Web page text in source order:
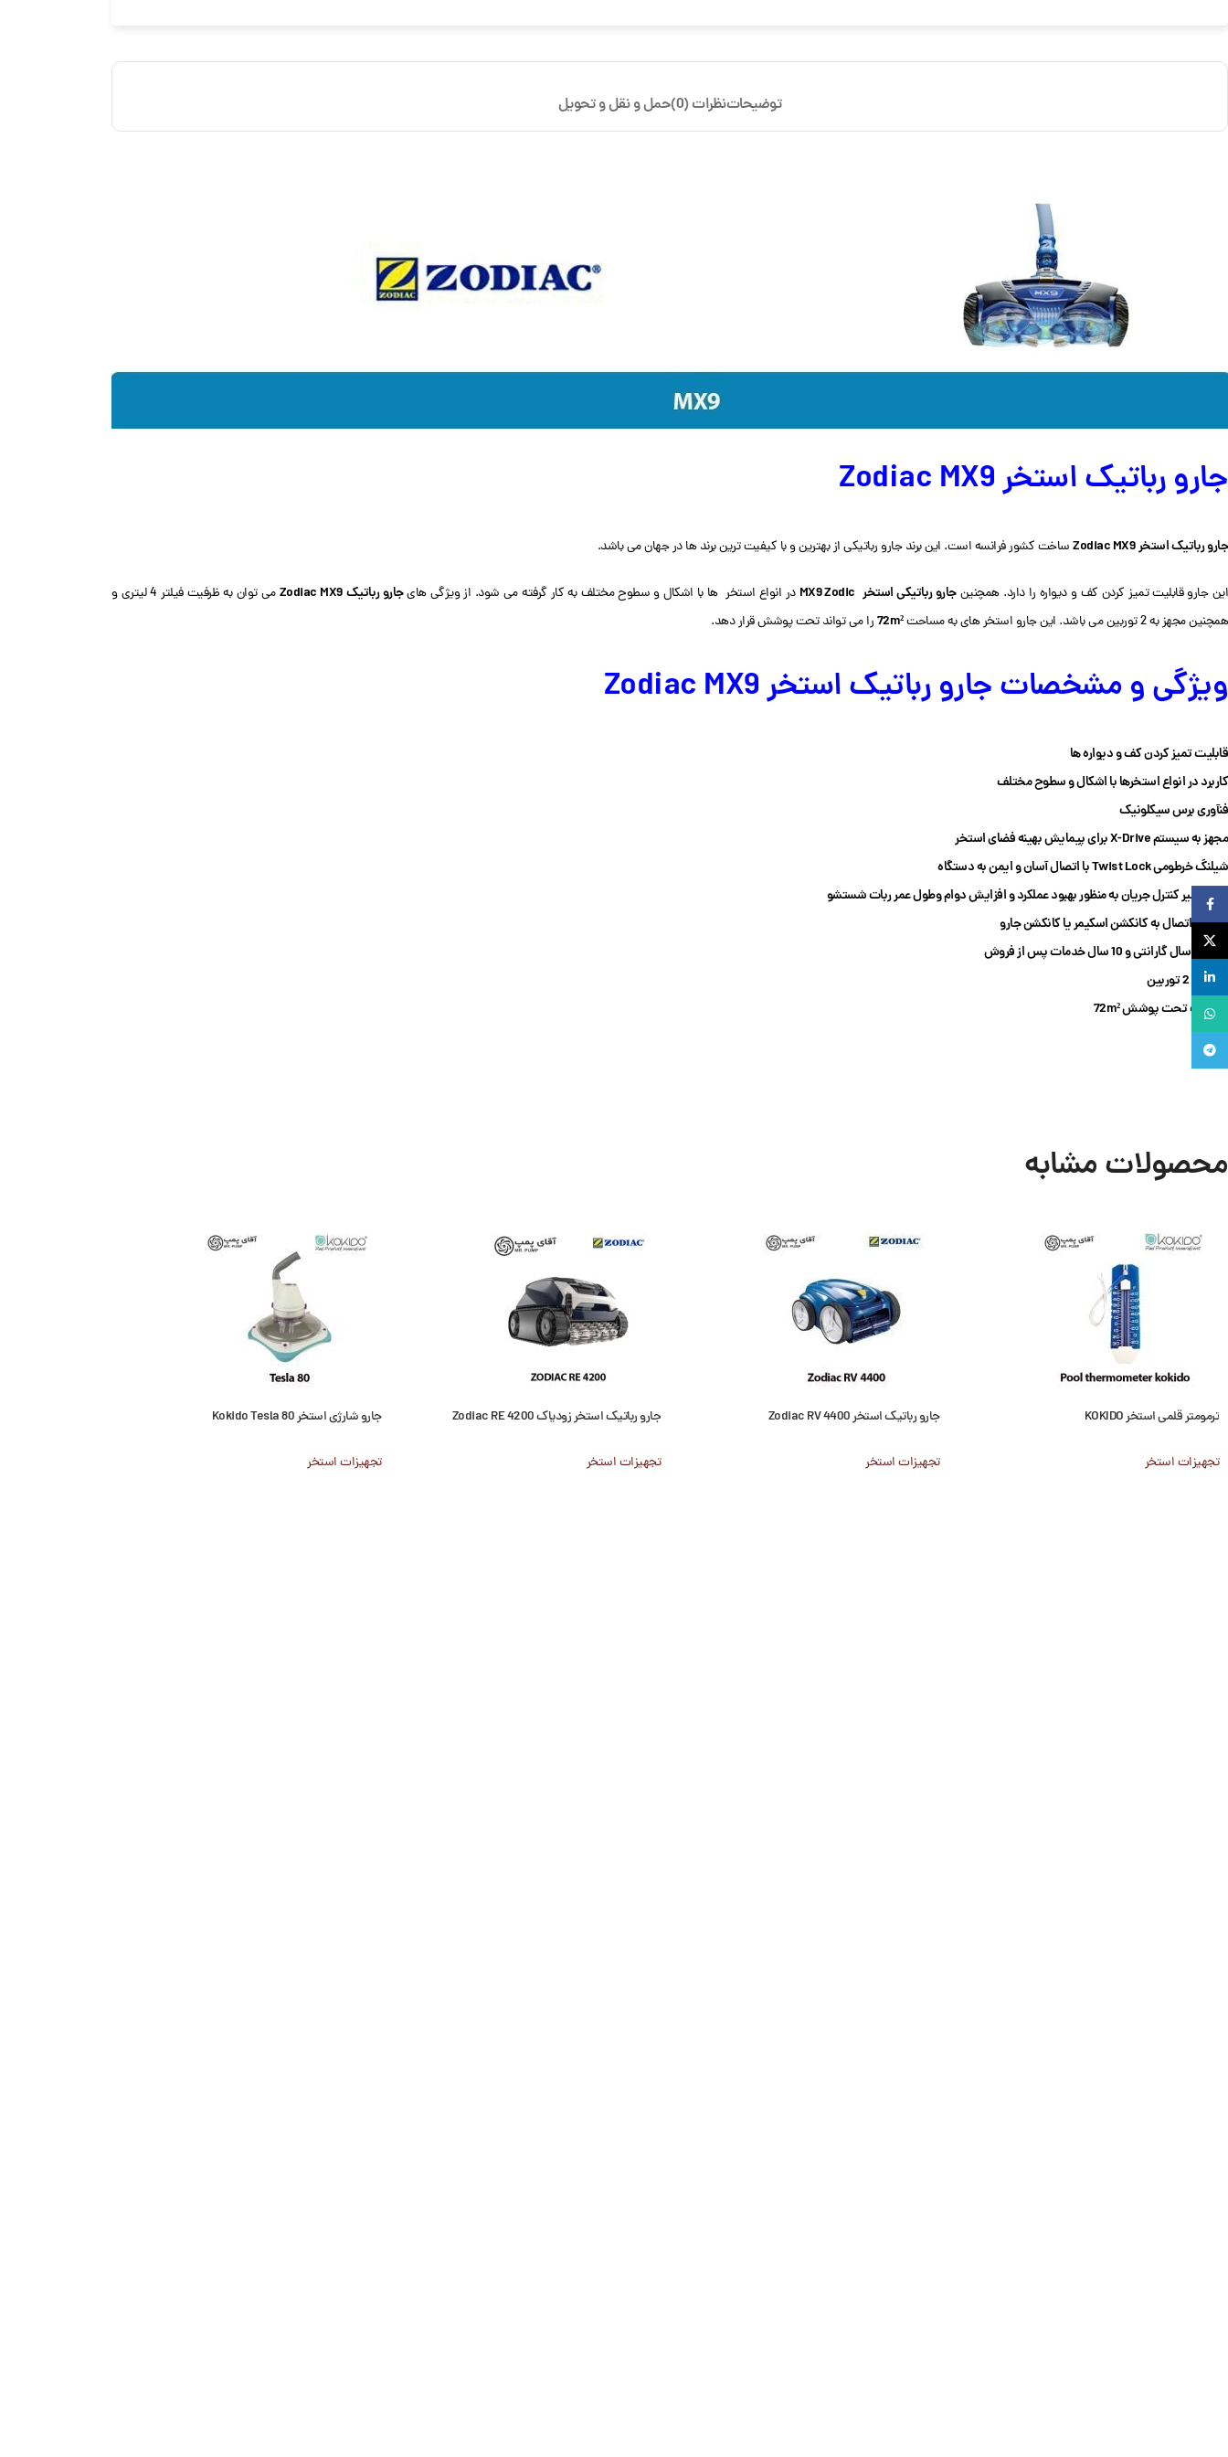
توضیحاتنظرات (0) حمل و نقل و تحویل
جارو رباتیک استخر Zodiac MX9
جارو رباتیک استخرZodiac MX9ساخت کشور فرانسه است. این برند جارو رباتیکی از بهترین و با کیفیت ترین برند ها در جهان می باشد.
این جارو قابلیت تمیز کردن کف و دیواره را دارد. همچنینجارو رباتیکی استخر MX9 Zodic در انواع استخر ها با اشکال و سطوح مختلف به کار گرفته می شود. از ویژگی هایجارو رباتیک Zodiac MX9
می توان به ظرفیت فیلتر 4 لیتری و
همچنین مجهز به 2 توربین می باشد. این جارو استخر های به مساحت
72m²را می تواند تحت پوشش قرار دهد.
ویژگی و مشخصات جارو رباتیک استخر Zodiac MX9
قابلیت تمیز کردن کف و دیواره ها
کاربرد در انواع استخرها با اشکال و سطوح مختلف
فنآوری برس سیکلونیک
مجهز به سیستم X-Drive برای پیمایش بهینه فضای استخر
شیلنگ خرطومی Twist Lock با اتصال آسان و ایمن به دستگاه
دارای شیر کنترل جریان به منظور بهبود عملکرد و افزایش دوام وطول عمر ربات شستشو
قابلیت اتصال به کانکشن اسکیمر یا کانکشن جارو
دارای 2 سال گارانتی و 10 سال خدمات پس از فروش
مجهز به 2 توربین
مساحت تحت پوشش 72m²
محصولات مشابه
ترمومتر قلمی استخر KOKIDO
تجهیزات استخر
جارو رباتیک استخر Zodiac RV 4400
تجهیزات استخر
جارو رباتیک استخر زودیاک Zodiac RE 4200
تجهیزات استخر
جارو شارژی استخر Kokido Tesla 80
تجهیزات استخر
Facebook
لینکدین
واتساپ